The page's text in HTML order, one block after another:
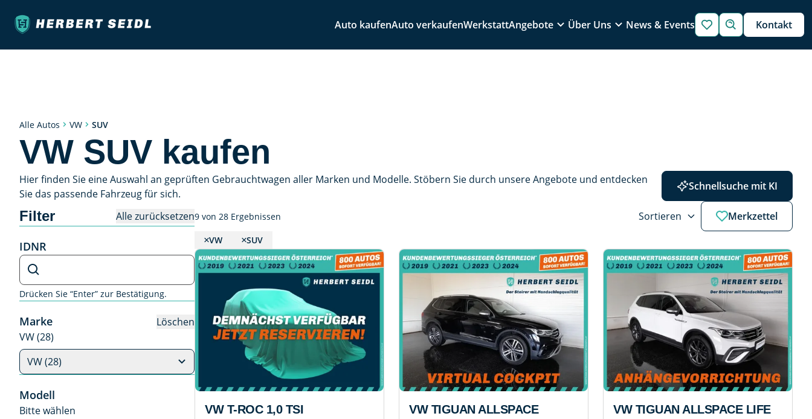
Auto kaufenAuto verkaufenWerkstattAngebote Über Uns News & Events Kontakt
Alle Autos VW SUV
VW SUV kaufen
Hier finden Sie eine Auswahl an geprüften Gebrauchtwagen aller Marken und Modelle. Stöbern Sie durch unsere Angebote und entdecken
Sie das passende Fahrzeug für sich.
Schnellsuche mit KI
Filter Alle zurücksetzen
IDNR
IDNR
Drücken Sie “Enter” zur Bestätigung.
Marke
Löschen
VW (28)
VW (28)
Modell
Bitte wählen
Merkzettel
9 von 28 Ergebnissen Sortieren
VW SUV
VW T-ROC 1,0 TSI
VW TIGUAN ALLSPACE
VW TIGUAN ALLSPACE LIFE